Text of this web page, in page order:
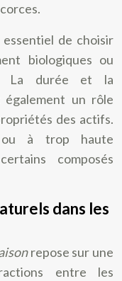
de choisir
biologiques ou
La durée et la
également un rôle
des actifs.
ou à trop haute
composés
dans les
repose sur une
entre les